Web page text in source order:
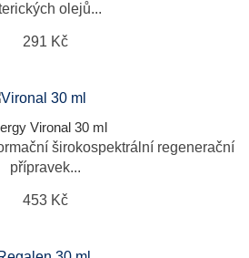
olejů...
291 Kč
Vironal 30 ml
širokospektrální regenerační
přípravek...
453 Kč